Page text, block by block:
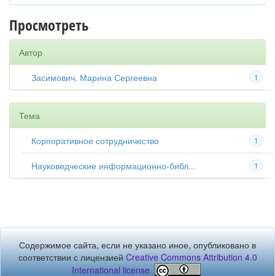
Просмотреть
Автор
1
Засимович, Марина Сергеевна
Тема
1
Корпоративное сотрудничество
1
Науковедческие информационно-библ...
Содержимое сайта, если не указано иное, опубликовано в
соответствии с лицензиейCreative Commons Attribution 4.0
International license